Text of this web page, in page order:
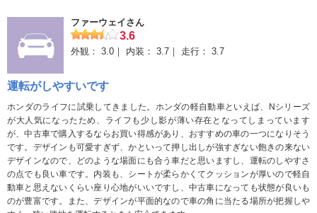
運転が怖くて、道が少しでも悪いと車間を開けて衝突しないよう
ヒヤヒヤしながら運転していました。そこだけが気になった点で
す。
ファーウェイさん
3.6
外観： 3.0 内装： 3.7 走行： 3.7
運転がしやすいです
ホンダのライフに試乗してきました。ホンダの軽自動車といえば、Nシリーズ
が大人気になったため、ライフも少し影が薄い存在となってしまっています
が、中古車で購入するならお買い得感があり、おすすめの車の一つになりそう
です。デザインも可愛すぎず、かといって押し出しが強すぎない飽きの来ない
デザインなので、どのような場面にも合う車だと思いますし、運転のしやすさ
の点でも良い車です。内装も、シートが柔らかくてクッションが厚いので軽自
動車と思えないくらい座り心地がいいですし、中古車になっても状態が良いも
のが豊富です。また、デザインが平面的なので車の角に当たる場所が把握しや